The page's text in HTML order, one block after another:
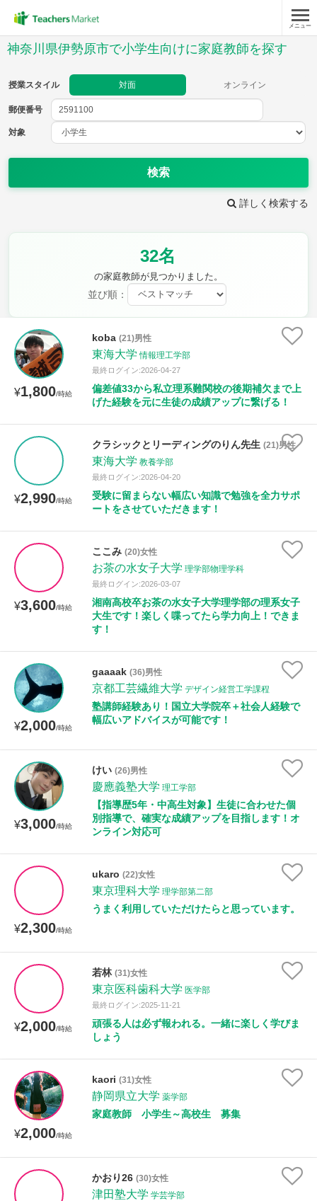
メニュー
神奈川県伊勢原市で小学生向けに家庭教師を探す
授業スタイル 対面 オンライン
郵便番号
対象
検索
詳しく検索する
32名
の家庭教師が見つかりました。
並び順：
¥1,800/時給
koba (21)男性
東海大学 情報理工学部
最終ログイン:2026-04-27
偏差値33から私立理系難関校の後期補欠まで上
げた経験を元に生徒の成績アップに繋げる！
¥2,990/時給
クラシックとリーディングのりん先生 (21)男性
東海大学 教養学部
最終ログイン:2026-04-20
受験に留まらない幅広い知識で勉強を全力サポ
ートをさせていただきます！
¥3,600/時給
ここみ (20)女性
お茶の水女子大学 理学部物理学科
最終ログイン:2026-03-07
湘南高校卒お茶の水女子大学理学部の理系女子
大生です！楽しく喋ってたら学力向上！できま
す！
¥2,000/時給
gaaaak (36)男性
京都工芸繊維大学 デザイン経営工学課程
塾講師経験あり！国立大学院卒＋社会人経験で
幅広いアドバイスが可能です！
¥3,000/時給
けい (26)男性
慶應義塾大学 理工学部
【指導歴5年・中高生対象】生徒に合わせた個
別指導で、確実な成績アップを目指します！オ
ンライン対応可
¥2,300/時給
ukaro (22)女性
東京理科大学 理学部第二部
うまく利用していただけたらと思っています。
¥2,000/時給
若林 (31)女性
東京医科歯科大学 医学部
最終ログイン:2025-11-21
頑張る人は必ず報われる。一緒に楽しく学びま
しょう
¥2,000/時給
kaori (31)女性
静岡県立大学 薬学部
家庭教師 小学生～高校生 募集
かおり26 (30)女性
津田塾大学 学芸学部
郵便番号
教科
理科
保健・体育 図画工作 書写
時給：¥1,000 ～ ¥10,000
授業可能日
月曜日 火曜日 水曜日 木曜日 金曜日
土曜日 日曜日
距離：15km以内
年齢：18-101歳
性別